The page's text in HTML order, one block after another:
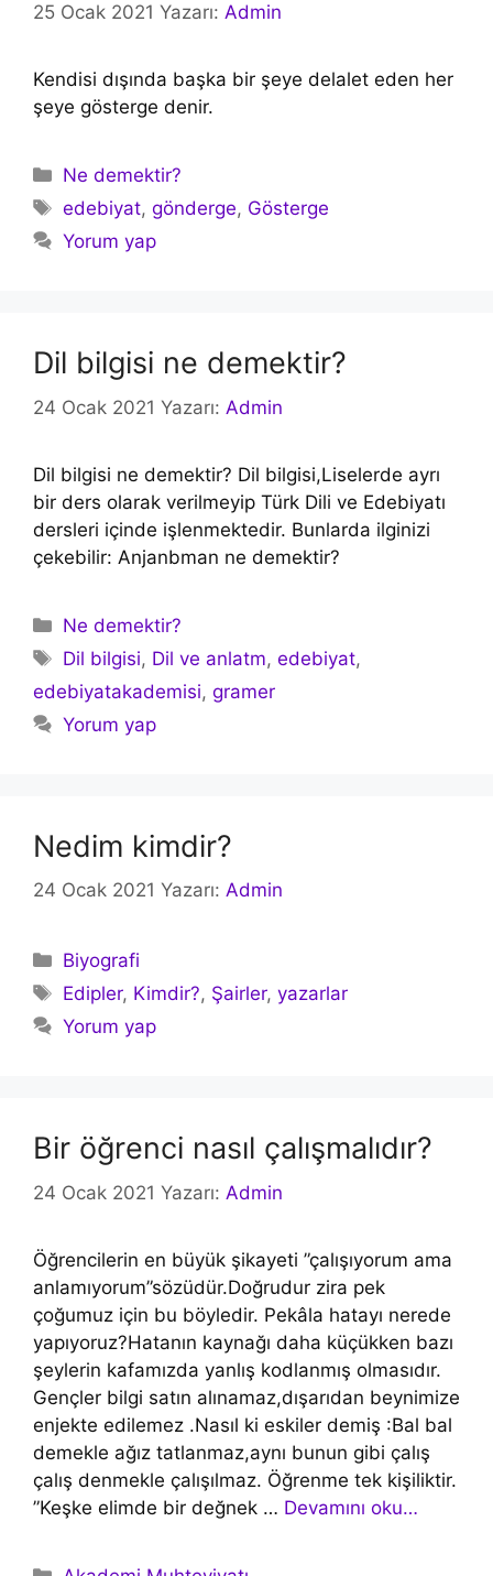
25 Ocak 2021 Yazarı: Admin
Kendisi dışında başka bir şeye delalet eden her
şeye gösterge denir.
Kategoriler
Ne demektir?
Etiketler
edebiyat,gönderge, Gösterge
Yorum yap
Dil bilgisi ne demektir?
24 Ocak 2021 Yazarı: Admin
Dil bilgisi ne demektir? Dil bilgisi,Liselerde ayrı
bir ders olarak verilmeyip Türk Dili ve Edebiyatı
dersleri içinde işlenmektedir. Bunlarda ilginizi
çekebilir: Anjanbman ne demektir?
Kategoriler
Ne demektir?
Etiketler
Dil bilgisi, Dil ve anlatm,edebiyat,
edebiyatakademisi, gramer
Yorum yap
Nedim kimdir?
24 Ocak 2021 Yazarı: Admin
Kategoriler
Biyografi
Etiketler
Edipler, Kimdir?, Şairler,yazarlar
Yorum yap
Bir öğrenci nasıl çalışmalıdır?
24 Ocak 2021 Yazarı: Admin
Öğrencilerin en büyük şikayeti ”çalışıyorum ama
anlamıyorum”sözüdür.Doğrudur zira pek
çoğumuz için bu böyledir. Pekâla hatayı nerede
yapıyoruz?Hatanın kaynağı daha küçükken bazı
şeylerin kafamızda yanlış kodlanmış olmasıdır.
Gençler bilgi satın alınamaz,dışarıdan beynimize
enjekte edilemez .Nasıl ki eskiler demiş :Bal bal
demekle ağız tatlanmaz,aynı bunun gibi çalış
çalış denmekle çalışılmaz. Öğrenme tek kişiliktir.
”Keşke elimde bir değnek … Devamını oku…
Kategoriler